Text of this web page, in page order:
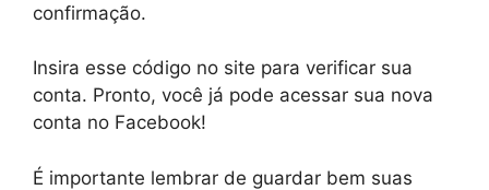
confirmação.
Insira esse código no site para verificar sua
conta. Pronto, você já pode acessar sua nova
conta no Facebook!
É importante lembrar de guardar bem suas